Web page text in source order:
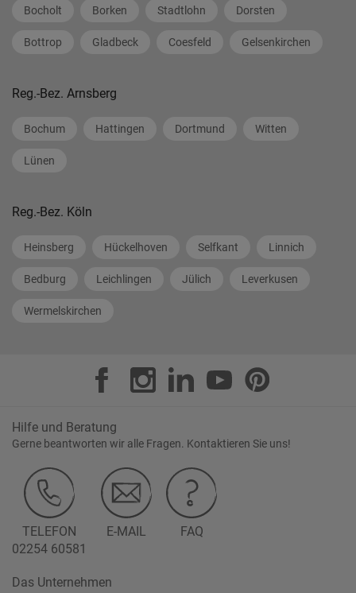
Bocholt Borken Stadtlohn Dorsten
Bottrop Gladbeck Coesfeld Gelsenkirchen
Reg.-Bez. Arnsberg
Bochum Hattingen Dortmund Witten
Lünen
Reg.-Bez. Köln
Heinsberg Hückelhoven Selfkant Linnich
Bedburg Leichlingen Jülich Leverkusen
Wermelskirchen
Hilfe und Beratung
Gerne beantworten wir alle Fragen. Kontaktieren Sie uns!
TELEFON
02254 60581
E-MAIL FAQ
Das Unternehmen